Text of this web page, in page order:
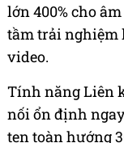
lớn 400% cho
tầm trải nghiệm
video.
Tính năng Liên
nối ổn định
ten toàn hướng